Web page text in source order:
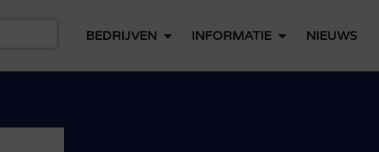
BEDRIJVEN INFORMATIE NIEUWS